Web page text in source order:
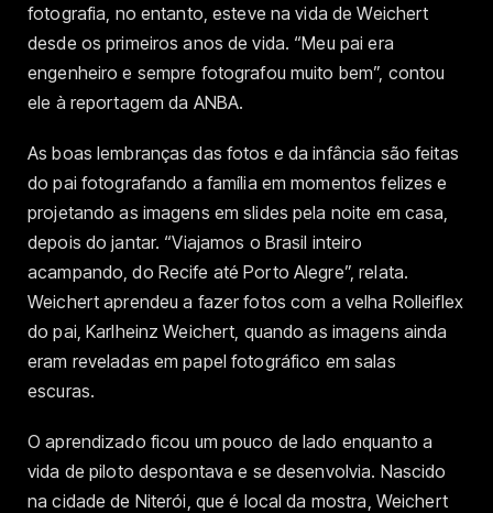
fotografia, no entanto, esteve na vida de Weichert
desde os primeiros anos de vida. “Meu pai era
engenheiro e sempre fotografou muito bem”, contou
ele à reportagem da ANBA.
As boas lembranças das fotos e da infância são feitas
do pai fotografando a família em momentos felizes e
projetando as imagens em slides pela noite em casa,
depois do jantar. “Viajamos o Brasil inteiro
acampando, do Recife até Porto Alegre”, relata.
Weichert aprendeu a fazer fotos com a velha Rolleiflex
do pai, Karlheinz Weichert, quando as imagens ainda
eram reveladas em papel fotográfico em salas
escuras.
O aprendizado ficou um pouco de lado enquanto a
vida de piloto despontava e se desenvolvia. Nascido
na cidade de Niterói, que é local da mostra, Weichert